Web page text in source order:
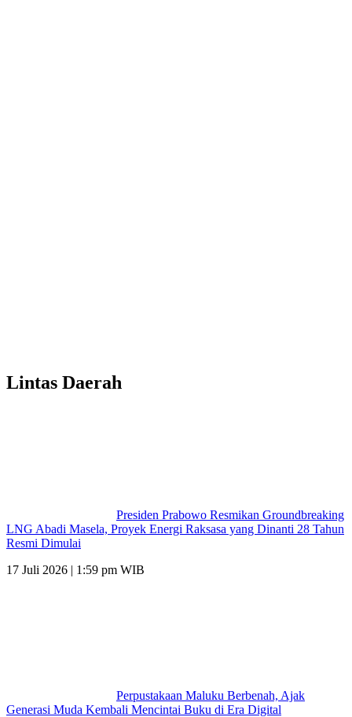
Lintas Daerah
Presiden Prabowo Resmikan Groundbreaking
LNG Abadi Masela, Proyek Energi Raksasa yang Dinanti 28 Tahun
Resmi Dimulai
17 Juli 2026 | 1:59 pm WIB
Perpustakaan Maluku Berbenah, Ajak
Generasi Muda Kembali Mencintai Buku di Era Digital